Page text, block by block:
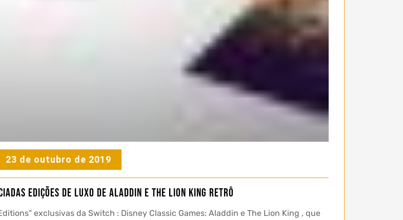
23 de outubro de 2019
edições de luxo de Aladdin e The Lion King retrô
exclusivas da Switch : Disney Classic Games: Aladdin e The Lion King , que